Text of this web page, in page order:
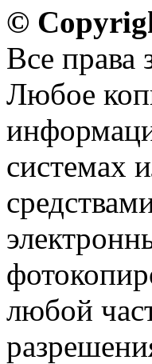
©
Все
Любое
системах
любой